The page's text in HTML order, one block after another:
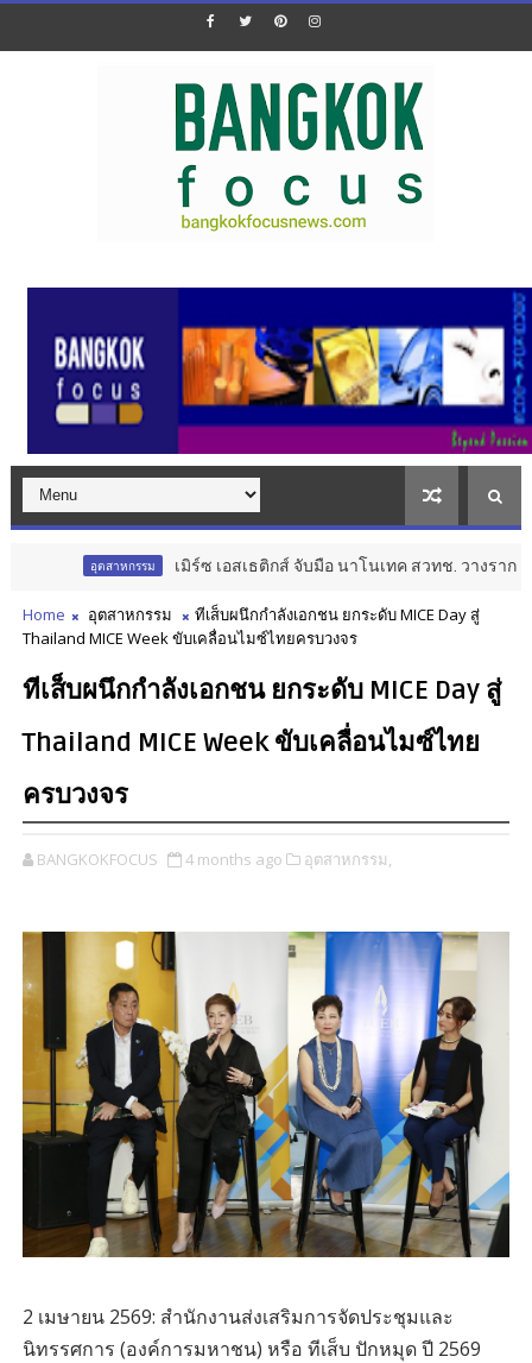
เมิร์ซ เอสเธติกส์ จับมือ นาโนเทค สวทช. วางรากฐาน
Home อุตสาหกรรม
ทีเส็บผนึกกำลังเอกชน ยกระดับ MICE Day สู่
Thailand MICE Week ขับเคลื่อนไมซ์ไทยครบวงจร
ทีเส็บผนึกกำลังเอกชน ยกระดับ MICE Day สู่
Thailand MICE Week ขับเคลื่อนไมซ์ไทย
ครบวงจร
BANGKOKFOCUS 4 months ago อุตสาหกรรม,
2 เมษายน 2569: สำนักงานส่งเสริมการจัดประชุมและ
นิทรรศการ (องค์การมหาชน) หรือ ทีเส็บ ปักหมุด ปี 2569